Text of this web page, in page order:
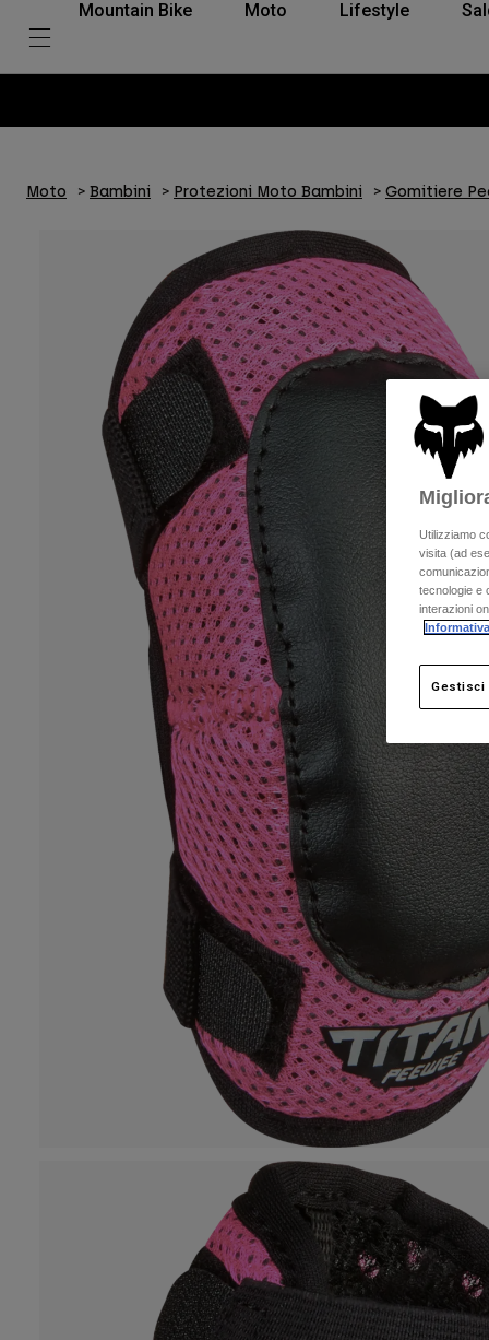
Mountain Bike Moto Lifestyle
Moto Bambini Protezioni Moto Bambini Gomitiere
Utilizziamo
visita (ad
tecnologie e
interazioni
Gestisci